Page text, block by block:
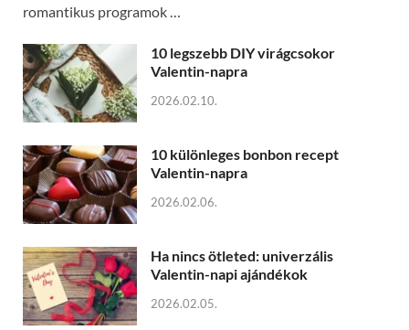
romantikus programok …
10 legszebb DIY virágcsokor
Valentin-napra
2026.02.10.
10 különleges bonbon recept
Valentin-napra
2026.02.06.
Ha nincs ötleted: univerzális
Valentin-napi ajándékok
2026.02.05.